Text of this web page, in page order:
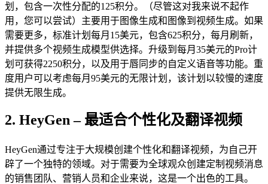
划，包含一次性分配的125积分。（尽管这对我来说不起作
用，您可以尝试）主要用于图像生成和图像到视频生成。如果
需要更多，标准计划每月15美元，包含625积分，每月刷新，
并提供多个视频生成模型供选择。升级到每月35美元的Pro计
划可获得2250积分，以及用于唇同步的自定义语音等功能。重
度用户可以考虑每月95美元的无限计划，该计划以较慢的速度
提供无限生成。
2. HeyGen – 最适合个性化及翻译视频
HeyGen通过专注于大规模创建个性化和翻译视频，为自己开
辟了一个独特的领域。对于需要为全球观众创建定制视频消息
的销售团队、营销人员和企业来说，这是一个出色的工具。